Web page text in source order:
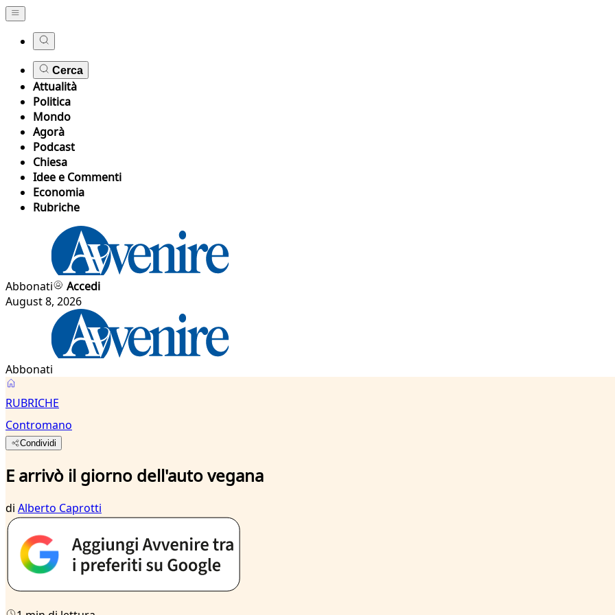
Cerca
Attualità
Politica
Mondo
Agorà
Podcast
Chiesa
Idee e Commenti
Economia
Rubriche
Abbonati
Accedi
August 8, 2026
Abbonati
RUBRICHE
Contromano
Condividi
E arrivò il giorno dell'auto vegana
di Alberto Caprotti